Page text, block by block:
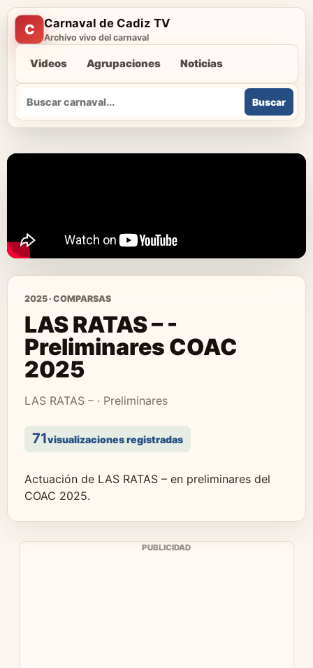
C Carnaval de Cadiz TV
Archivo vivo del carnaval
Videos Agrupaciones Noticias
Buscar
Buscar
2025 · COMPARSAS
LAS RATAS – -
Preliminares COAC
2025
LAS RATAS – · Preliminares
71visualizaciones registradas
Actuación de LAS RATAS – en preliminares del
COAC 2025.
PUBLICIDAD